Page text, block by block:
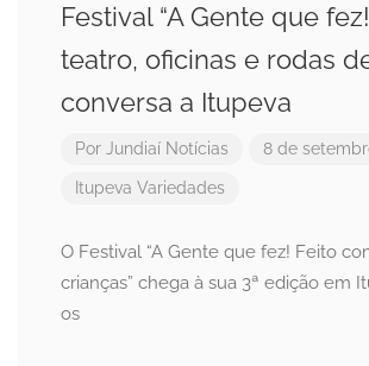
Festival “A Gente que
teatro, oficinas e rodas
conversa a Itupeva
Por Jundiaí Notícias 8 de
Itupeva Variedades
O Festival “A Gente que fez! Feito
crianças” chega à sua 3ª edição em
os